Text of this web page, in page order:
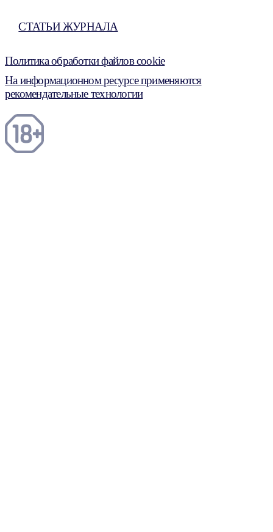
СТАТЬИ ЖУРНАЛА
Политика обработки файлов cookie
На информационном ресурсе применяются
рекомендательные технологии